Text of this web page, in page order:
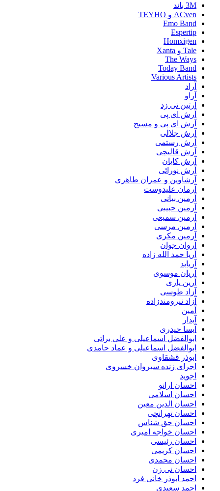
3M باند
ACven و TEYHO
Emo Band
Espertip
Homxigen
Tale و Xanta
The Ways
Today Band
Various Artists
آراد
آراو
آرتین تی زد
آرش ای پی
آرش ای پی و مسیح
آرش جلالی
آرش رستمی
آرش قالیچی
آرش کایان
آرش نورائی
آرشاوین و عمران طاهری
آرمان علیدوست
آرمین بیانی
آرمین حبیبی
آرمین سمیعی
آرمین مرسی
آرمین مکری
آروان جوان
آریا حمد الله زاده
آریابد
آریان موسوی
آرین یاری
آزاد طوسی
آزاد نیرومندزاده
آمین
آیدار
آیسا حیدری
ابوالفضل اسماعیلی و علی براتی
ابوالفضل اسماعیلی و عماد حامدی
ابوذر قشقاوی
اجرای زنده سیروان خسروی
اجوید
احسان اراتو
احسان اسلامی
احسان الدین معین
احسان تهرانچی
احسان حق شناس
احسان خواجه امیری
احسان رئیسی
احسان کریمی
احسان محمدی
احسان نی زن
احمد ابوذر خانی فرد
احمد سعیدی